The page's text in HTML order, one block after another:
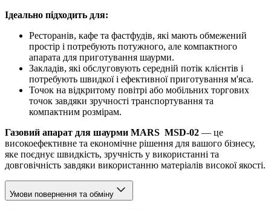
Ідеально підходить для:
Ресторанів, кафе та фастфудів, які мають обмежений
простір і потребують потужного, але компактного
апарата для приготування шаурми.
Закладів, які обслуговують середній потік клієнтів і
потребують швидкої і ефективної приготування м'яса.
Точок на відкритому повітрі або мобільних торгових
точок завдяки зручності транспортування та
компактним розмірам.
Газовий апарат для шаурми MARS MSD-02 — це
високоефективне та економічне рішення для вашого бізнесу,
яке поєднує швидкість, зручність у використанні та
довговічність завдяки використанню матеріалів високої якості.
Умови повернення та обміну